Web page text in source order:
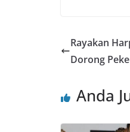
Rayakan
Dorong
Anda